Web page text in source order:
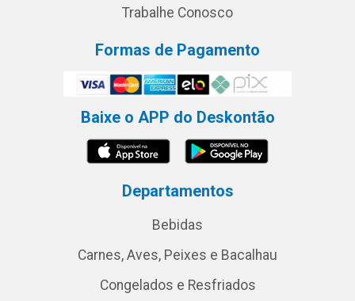
Trabalhe Conosco
Formas de Pagamento
Baixe o APP do Deskontão
Departamentos
Bebidas
Carnes, Aves, Peixes e Bacalhau
Congelados e Resfriados